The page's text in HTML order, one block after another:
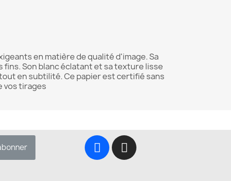
en matière de qualité d'image. Sa
Son blanc éclatant et sa texture lisse
en subtilité. Ce papier est certifié sans
vos tirages